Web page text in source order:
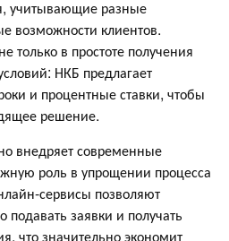
учитывающие разные
возможности клиентов.
только в простоте получения
НКБ предлагает
и процентные ставки, чтобы
решение.
внедряет современные
роль в упрощении процесса
сервисы позволяют
заявки и получать
что значительно экономит